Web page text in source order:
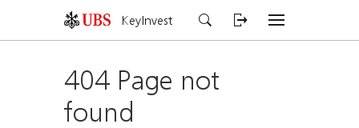
KeyInvest
404 Page not
found